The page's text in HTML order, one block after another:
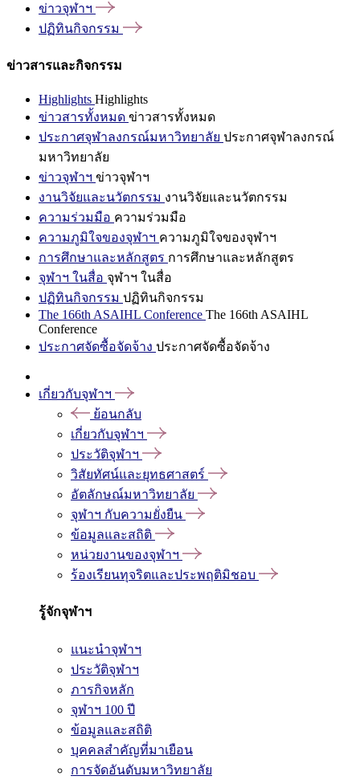
ข่าวจุฬาฯ
ปฏิทินกิจกรรม
ข่าวสารและกิจกรรม
Highlights Highlights
ข่าวสารทั้งหมด ข่าวสารทั้งหมด
ประกาศจุฬาลงกรณ์มหาวิทยาลัย ประกาศจุฬาลงกรณ์
มหาวิทยาลัย
ข่าวจุฬาฯ ข่าวจุฬาฯ
งานวิจัยและนวัตกรรม งานวิจัยและนวัตกรรม
ความร่วมมือ ความร่วมมือ
ความภูมิใจของจุฬาฯ ความภูมิใจของจุฬาฯ
การศึกษาและหลักสูตร การศึกษาและหลักสูตร
จุฬาฯ ในสื่อ จุฬาฯ ในสื่อ
ปฏิทินกิจกรรม ปฏิทินกิจกรรม
The 166th ASAIHL Conference The 166th ASAIHL
Conference
ประกาศจัดซื้อจัดจ้าง ประกาศจัดซื้อจัดจ้าง
เกี่ยวกับจุฬาฯ
ย้อนกลับ
เกี่ยวกับจุฬาฯ
ประวัติจุฬาฯ
วิสัยทัศน์และยุทธศาสตร์
อัตลักษณ์มหาวิทยาลัย
จุฬาฯ กับความยั่งยืน
ข้อมูลและสถิติ
หน่วยงานของจุฬาฯ
ร้องเรียนทุจริตและประพฤติมิชอบ
รู้จักจุฬาฯ
แนะนำจุฬาฯ
ประวัติจุฬาฯ
ภารกิจหลัก
จุฬาฯ 100 ปี
ข้อมูลและสถิติ
บุคคลสำคัญที่มาเยือน
การจัดอันดับมหาวิทยาลัย